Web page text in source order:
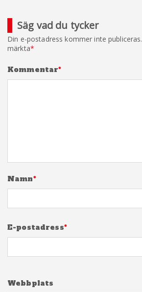
Säg vad du tycker
Din e-postadress kommer inte publiceras.
märkta*
Kommentar*
Namn*
E-postadress*
Webbplats